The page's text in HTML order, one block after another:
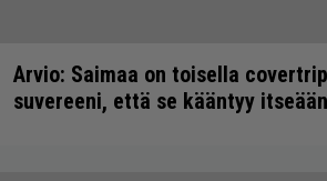
Arvio: Saimaa on toisella
suvereeni, että se kääntyy